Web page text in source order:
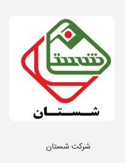
شرکت شستان